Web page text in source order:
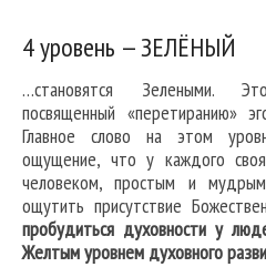
4 уровень — ЗЕЛЁНЫЙ
…становятся Зелеными.
посвященный «перетиранию»
Главное слово на этом
ощущение, что у каждого
человеком, простым и
ощутить присутствие
пробудиться духовности у
Желтым уровнем духовного